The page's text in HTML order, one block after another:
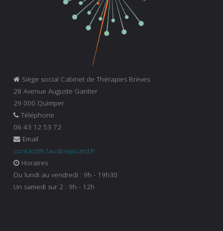
Siège social Cabinet de Thérapies Brèves
28 Avenue Auguste Gantier
29 000 Quimper
Téléphone
06 43 12 53 72
Email
contact@claudinepicard.fr
Horaires
Du lundi au vendredi : 9h - 19h30
Un samedi sur 2 : 9h - 12h